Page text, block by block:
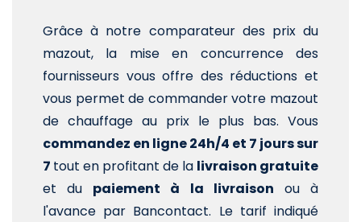
Grâce à notre comparateur des prix du
mazout, la mise en concurrence des
fournisseurs vous offre des réductions et
vous permet de commander votre mazout
de chauffage au prix le plus bas. Vous
commandez en ligne 24h/4 et 7 jours sur
7 tout en profitant de la livraison gratuite
et du paiement à la livraison ou à
l'avance par Bancontact. Le tarif indiqué